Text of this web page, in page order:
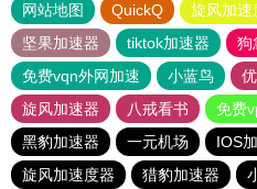
网站地图 QuickQ 旋风加速
坚果加速器
tiktok加速器
狗
免费vqn外网加速
小蓝鸟
旋风加速器
八戒看书
免费
黑豹加速器
一元机场 IOS
旋风加速度器
猎豹加速器